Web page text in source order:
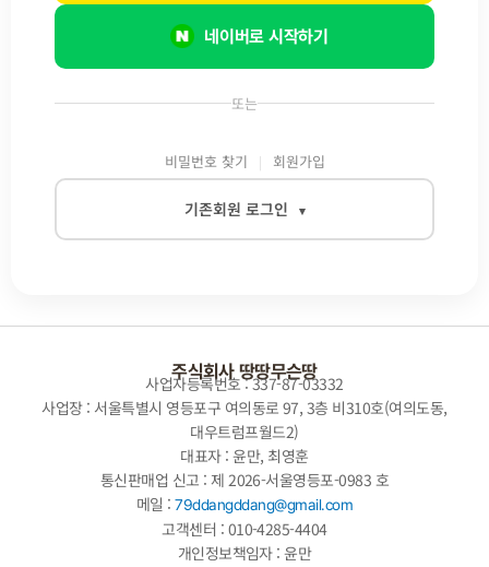
또는
비밀번호 찾기 회원가입
기존회원 로그인 ▾
로그인
네이버로 시작하기
주식회사 땅땅무슨땅
사업자등록번호 : 337-87-03332
사업장 : 서울특별시 영등포구 여의동로 97, 3층 비310호(여의도동,
대우트럼프월드2)
대표자 : 윤만, 최영훈
통신판매업 신고 : 제 2026-서울영등포-0983 호
메일 :79ddangddang@gmail.com
고객센터 : 010-4285-4404
개인정보책임자 : 윤만